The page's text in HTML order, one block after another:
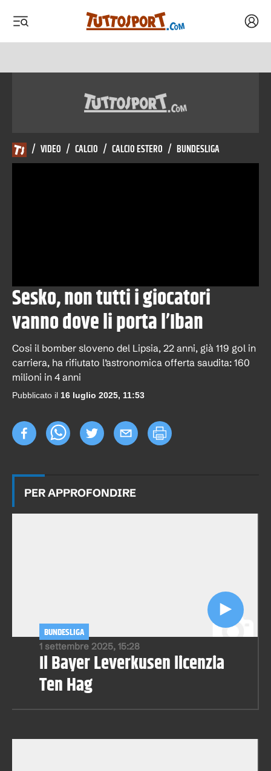
/ VIDEO / CALCIO / CALCIO ESTERO / BUNDESLIGA
Sesko, non tutti i giocatori
vanno dove li porta l’Iban
Cosi il bomber sloveno del Lipsia, 22 anni, già 119 gol in
carriera, ha rifiutato l’astronomica offerta saudita: 160
milioni in 4 anni
Pubblicato il 16 luglio 2025, 11:53
PER APPROFONDIRE
1 settembre 2025, 15:28
BUNDESLIGA
Il Bayer Leverkusen licenzia
Ten Hag